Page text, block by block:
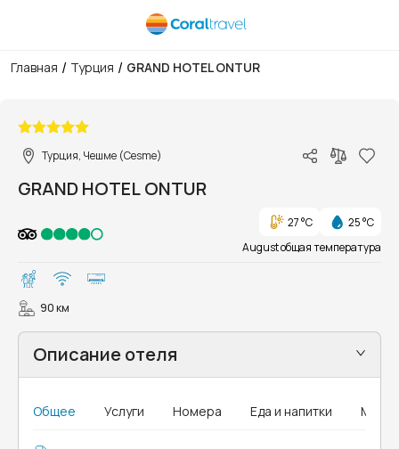
Главная / Турция / GRAND HOTEL ONTUR
Турция, Чешме (Cesme)
GRAND HOTEL ONTUR
27 °C
25 °C
August общая температура
90 км
Описание отеля
Общее Услуги Номера Еда и напитки MICE